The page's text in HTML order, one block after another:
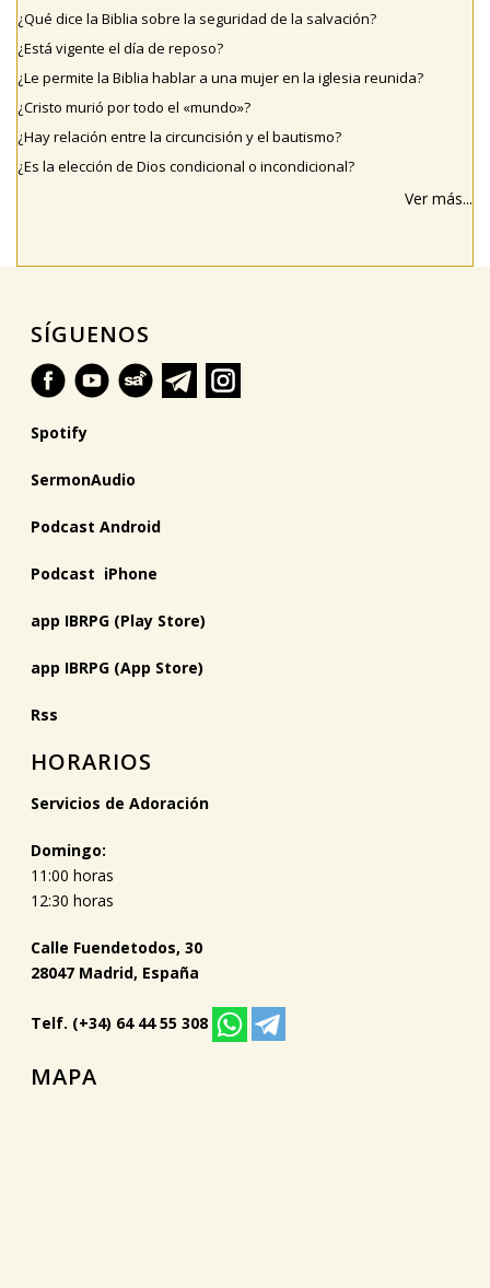
¿Qué dice la Biblia sobre la seguridad de la salvación?
¿Está vigente el día de reposo?
¿Le permite la Biblia hablar a una mujer en la iglesia reunida?
¿Cristo murió por todo el «mundo»?
¿Hay relación entre la circuncisión y el bautismo?
¿Es la elección de Dios condicional o incondicional?
Ver más...
SÍGUENOS
Spotify
SermonAudio
Podcast Android
Podcast iPhone
app IBRPG (Play Store)
app IBRPG (App Store)
Rss
HORARIOS
Servicios de Adoración
Domingo:
11:00 horas
12:30 horas
Calle Fuendetodos, 30
28047 Madrid, España
Telf. (+34) 64 44 55 308
MAPA